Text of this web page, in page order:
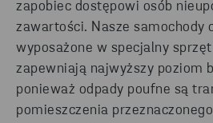
zapobiec dostępowi osób
zawartości. Nasze samochody
wyposażone w specjalny
zapewniają najwyższy poziom
ponieważ odpady poufne są
pomieszczenia